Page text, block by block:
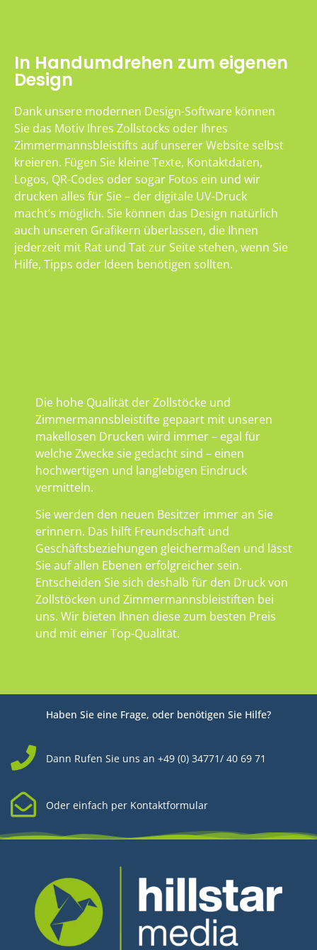
In Handumdrehen zum eigenen
Design
Dank unsere modernen Design-Software können
Sie das Motiv Ihres Zollstocks oder Ihres
Zimmermannsbleistifts auf unserer Website selbst
kreieren. Fügen Sie kleine Texte, Kontaktdaten,
Logos, QR-Codes oder sogar Fotos ein und wir
drucken alles für Sie – der digitale UV-Druck
macht’s möglich. Sie können das Design natürlich
auch unseren Grafikern überlassen, die Ihnen
jederzeit mit Rat und Tat zur Seite stehen, wenn Sie
Hilfe, Tipps oder Ideen benötigen sollten.
Die hohe Qualität der Zollstöcke und
Zimmermannsbleistifte gepaart mit unseren
makellosen Drucken wird immer – egal für
welche Zwecke sie gedacht sind – einen
hochwertigen und langlebigen Eindruck
vermitteln.
Sie werden den neuen Besitzer immer an Sie
erinnern. Das hilft Freundschaft und
Geschäftsbeziehungen gleichermaßen und lässt
Sie auf allen Ebenen erfolgreicher sein.
Entscheiden Sie sich deshalb für den Druck von
Zollstöcken und Zimmermannsbleistiften bei
uns. Wir bieten Ihnen diese zum besten Preis
und mit einer Top-Qualität.
Haben Sie eine Frage, oder benötigen Sie Hilfe?
Dann Rufen Sie uns an +49 (0) 34771/ 40 69 71
Oder einfach per Kontaktformular